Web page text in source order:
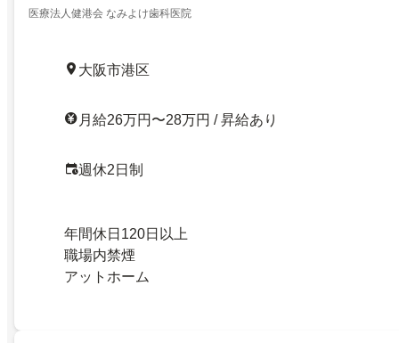
医療法人健港会 なみよけ歯科医院
大阪市港区
月給26万円〜28万円 / 昇給あり
週休2日制
年間休日120日以上
職場内禁煙
アットホーム